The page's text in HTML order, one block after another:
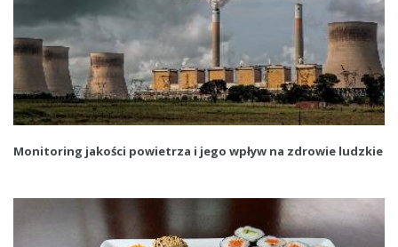
Monitoring jakości powietrza i jego wpływ na zdrowie ludzkie